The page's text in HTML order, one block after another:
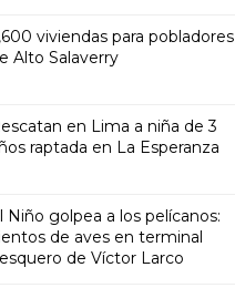
viviendas para pobladores
Alto Salaverry
en Lima a niña de 3
raptada en La Esperanza
Niño golpea a los pelícanos:
de aves en terminal
de Víctor Larco